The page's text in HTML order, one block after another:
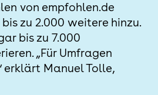
von empfohlen.de
zu 2.000 weitere hinzu.
bis zu 7.000
„Für Umfragen
erklärt Manuel Tolle,